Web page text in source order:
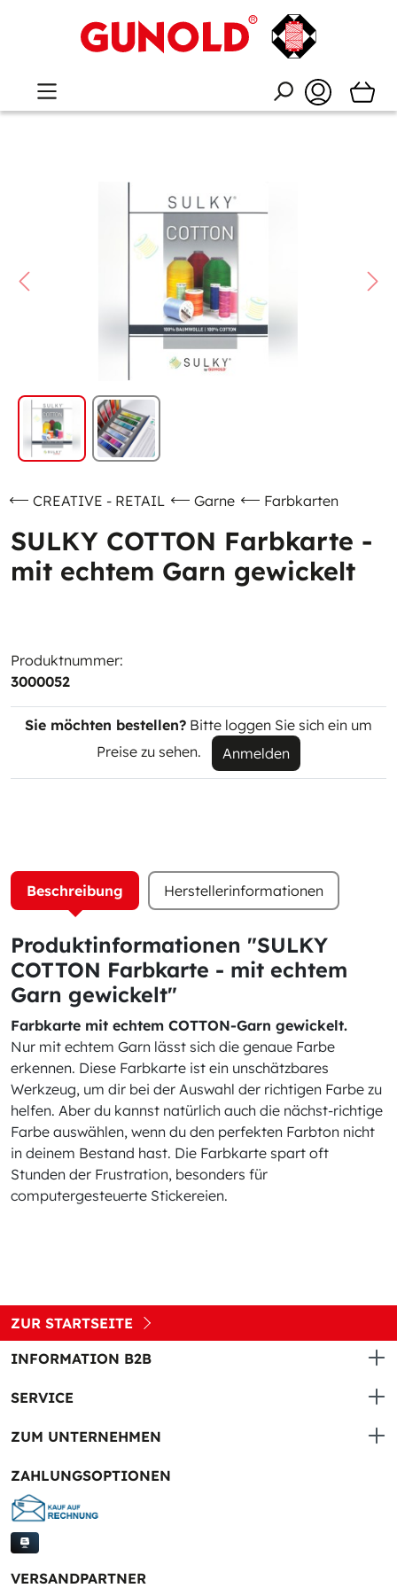
CREATIVE - RETAIL Garne Farbkarten
SULKY COTTON Farbkarte -
mit echtem Garn gewickelt
Produktnummer:
3000052
Sie möchten bestellen? Bitte loggen Sie sich ein um
Preise zu sehen.
Anmelden
Beschreibung Herstellerinformationen
Produktinformationen "SULKY
COTTON Farbkarte - mit echtem
Garn gewickelt"
Farbkarte mit echtem COTTON-Garn gewickelt.
Nur mit echtem Garn lässt sich die genaue Farbe
erkennen. Diese Farbkarte ist ein unschätzbares
Werkzeug, um dir bei der Auswahl der richtigen Farbe zu
helfen. Aber du kannst natürlich auch die nächst-richtige
Farbe auswählen, wenn du den perfekten Farbton nicht
in deinem Bestand hast. Die Farbkarte spart oft
Stunden der Frustration, besonders für
computergesteuerte Stickereien.
ZUR STARTSEITE
INFORMATION B2B
SERVICE
ZUM UNTERNEHMEN
ZAHLUNGSOPTIONEN
VERSANDPARTNER